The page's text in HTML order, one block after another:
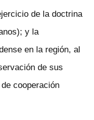
de la doctrina
y la
en la región, al
de sus
cooperación